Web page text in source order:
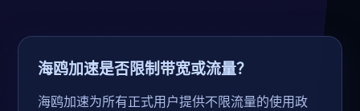
海鸥加速是否限制带宽或流量？
海鸥加速为所有正式用户提供不限流量的使用政